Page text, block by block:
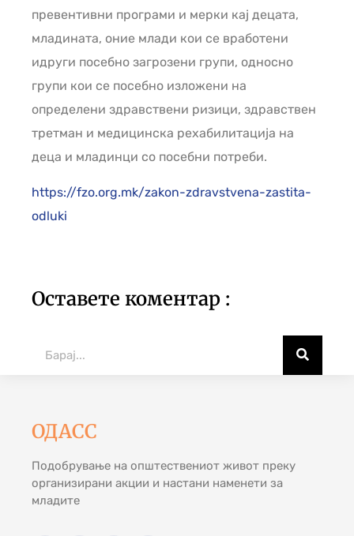
превентивни програми и мерки кај децата,
младината, оние млади кои се вработени
идруги посебно загрозени групи, односно
групи кои се посебно изложени на
определени здравствени ризици, здравствен
третман и медицинска рехабилитација на
деца и младинци со посебни потреби.
https://fzo.org.mk/zakon-zdravstvena-zastita-
odluki
Оставете коментар :
ОДАСС
Подобрување на општествениот живот преку
организирани акции и настани наменети за
младите